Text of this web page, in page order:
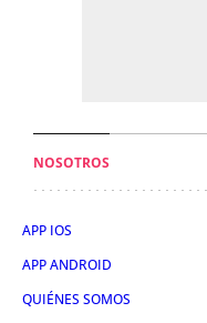
NOSOTROS
APP IOS
APP ANDROID
QUIÉNES SOMOS